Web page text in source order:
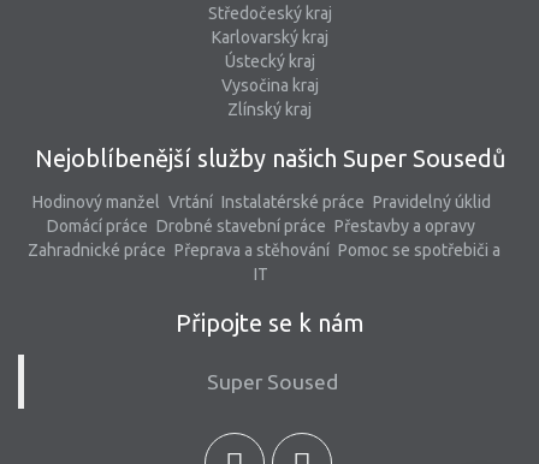
Středočeský kraj
Karlovarský kraj
Ústecký kraj
Vysočina kraj
Zlínský kraj
Nejoblíbenější služby našich Super Sousedů
Hodinový manžel Vrtání Instalatérské práce Pravidelný úklid
Domácí práce Drobné stavební práce Přestavby a opravy
Zahradnické práce Přeprava a stěhování Pomoc se spotřebiči a
IT
Připojte se k nám
Super Soused